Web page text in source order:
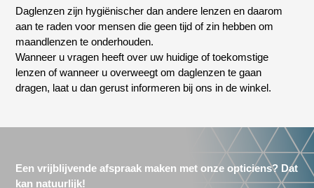
Daglenzen zijn hygiënischer dan andere lenzen en daarom
aan te raden voor mensen die geen tijd of zin hebben om
maandlenzen te onderhouden.
Wanneer u vragen heeft over uw huidige of toekomstige
lenzen of wanneer u overweegt om daglenzen te gaan
dragen, laat u dan gerust informeren bij ons in de winkel.
Een vrijblijvende afspraak maken met onze opticiens? Dat
kan natuurlijk!